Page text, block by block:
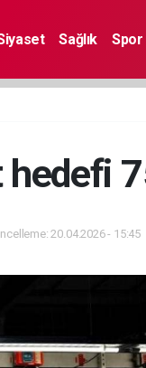
Sağlık Spor
hedefi
20.04.2026 - 15:45